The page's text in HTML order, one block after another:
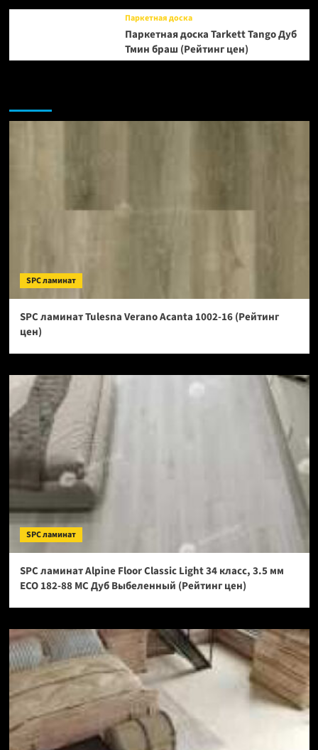
Паркетная доска
Паркетная доска Tarkett Tango Дуб
Тмин браш (Рейтинг цен)
SPC ламинат
SPC ламинат Tulesna Verano Acanta 1002-16 (Рейтинг
цен)
SPC ламинат
SPC ламинат Alpine Floor Classic Light 34 класс, 3.5 мм
ECO 182-88 МС Дуб Выбеленный (Рейтинг цен)